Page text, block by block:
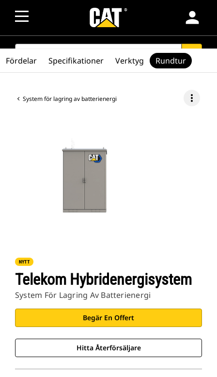
person
SEARCH search
System för lagring av batterienergi more_vert
NYTT
Telekom Hybridenergisystem
System För Lagring Av Batterienergi
Begär En Offert
Hitta Återförsäljare
Fördelar Specifikationer Verktyg Rundtur